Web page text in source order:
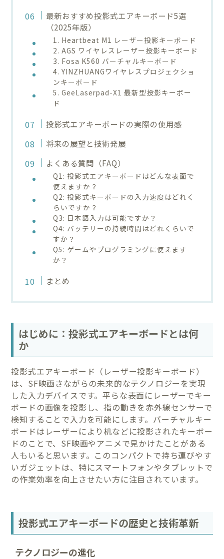
最新おすすめ投影式エアキーボード5選
（2025年版）
1. Heartbeat M1 レーザー投影キーボード
2. AGS ワイヤレスレーザー投影キーボード
3. Fosa K560 バーチャルキーボード
4. YINZHUANGワイヤレスプロジェクショ
ンキーボード
5. GeeLaserpad-X1 最新型投影キーボー
ド
投影式エアキーボードの実際の使用感
将来の展望と技術発展
よくある質問（FAQ）
Q1: 投影式エアキーボードはどんな表面で
使えますか？
Q2: 投影式キーボードの入力速度はどれく
らいですか？
Q3: 日本語入力は可能ですか？
Q4: バッテリーの持続時間はどれくらいで
すか？
Q5: ゲームやプログラミングに使えます
か？
まとめ
はじめに：投影式エアキーボードとは何
か
投影式エアキーボード（レーザー投影キーボード）
は、SF映画さながらの未来的なテクノロジーを実現
した入力デバイスです。平らな表面にレーザーでキー
ボードの画像を投影し、指の動きを赤外線センサーで
検知することで入力を可能にします。バーチャルキー
ボードはレーザーにより机などに投影されたキーボー
ドのことで、SF映画やアニメで見かけたことがある
人もいると思います。このコンパクトで持ち運びやす
いガジェットは、特にスマートフォンやタブレットで
の作業効率を向上させたい方に注目されています。
投影式エアキーボードの歴史と技術革新
テクノロジーの進化